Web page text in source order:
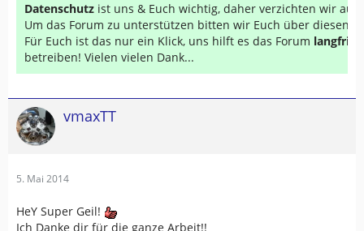
Datenschutz ist uns & Euch wichtig, daher verzichten wir auf
Um das Forum zu unterstützen bitten wir Euch über diesen
Für Euch ist das nur ein Klick, uns hilft es das Forum
betreiben! Vielen vielen Dank...
vmaxTT
5. Mai 2014
HeY Super Geil!
Ich Danke dir für die ganze Arbeit!!